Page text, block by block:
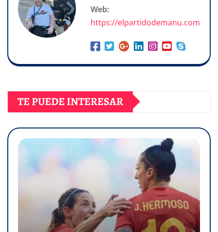
Web:
https://elpartidodemanu.com
TE PUEDE INTERESAR